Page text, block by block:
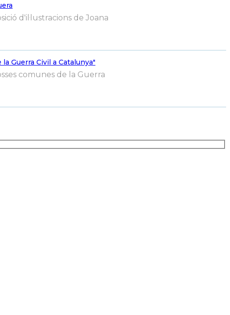
d'il·lustracions de Joana
Guerra Civil a Catalunya"
comunes de la Guerra